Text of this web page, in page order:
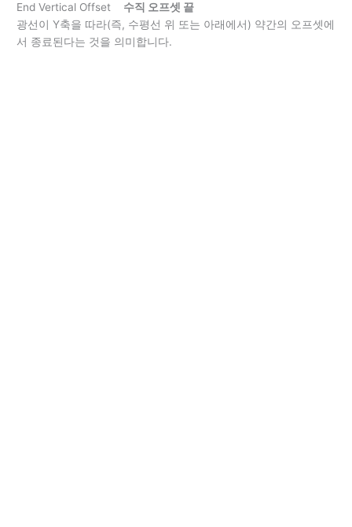
End Vertical Offset 수직 오프셋 끝
광선이 Y축을 따라(즉, 수평선 위 또는 아래에서) 약간의 오프셋에
서 종료된다는 것을 의미합니다.